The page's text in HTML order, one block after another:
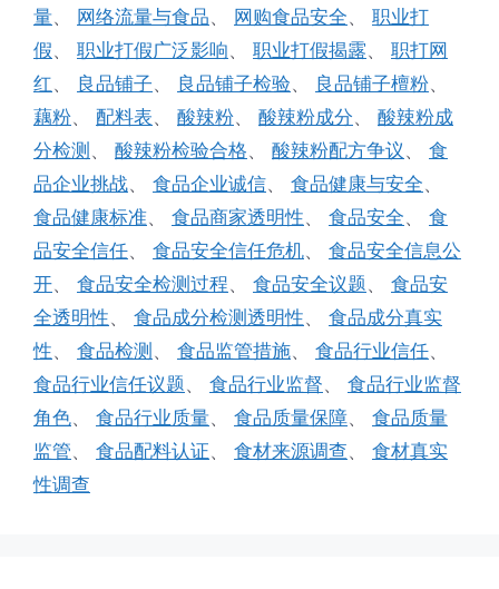
量、 网络流量与食品、 网购食品安全、 职业打
假、 职业打假广泛影响、 职业打假揭露、 职打网
红、 良品铺子、 良品铺子检验、 良品铺子檀粉、
藕粉、 配料表、 酸辣粉、 酸辣粉成分、 酸辣粉成
分检测 、 酸辣粉检验合格、 酸辣粉配方争议 、 食
品企业挑战、 食品企业诚信、 食品健康与安全、
食品健康标准、 食品商家透明性、 食品安全、 食
品安全信任、 食品安全信任危机、 食品安全信息公
开、 食品安全检测过程、 食品安全议题、 食品安
全透明性、 食品成分检测透明性、 食品成分真实
性、 食品检测 、 食品监管措施、 食品行业信任、
食品行业信任议题、 食品行业监督、 食品行业监督
角色、 食品行业质量、 食品质量保障、 食品质量
监管、 食品配料认证、 食材来源调查、 食材真实
性调查